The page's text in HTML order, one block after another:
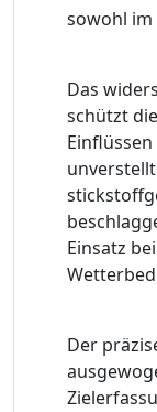
sowohl im
Das
schützt
Einsatz
Der